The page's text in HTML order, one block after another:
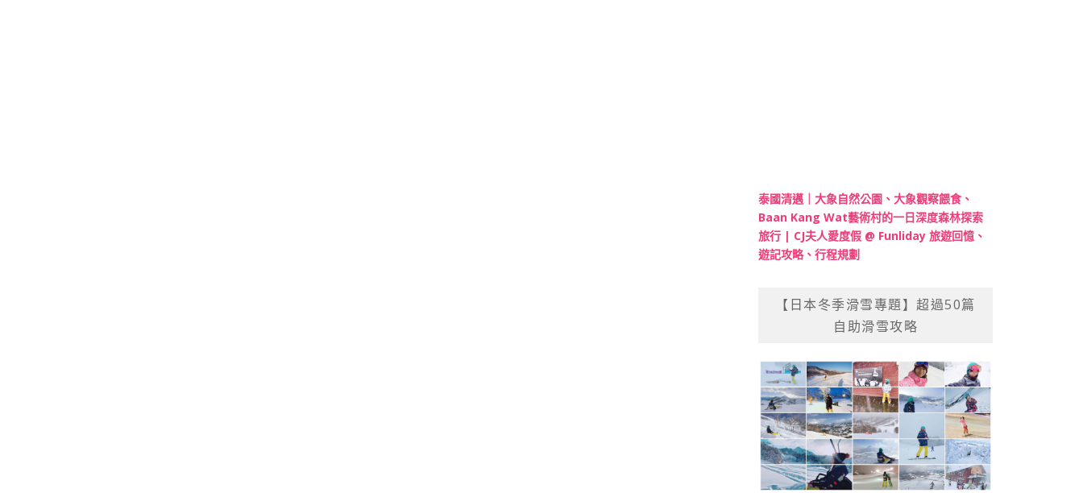
泰國清邁｜大象自然公園、大象觀察餵食、
Baan Kang Wat藝術村的一日深度森林探索
旅行 | CJ夫人愛度假 @ Funliday 旅遊回憶、
遊記攻略、行程規劃
【日本冬季滑雪專題】超過50篇
自助滑雪攻略